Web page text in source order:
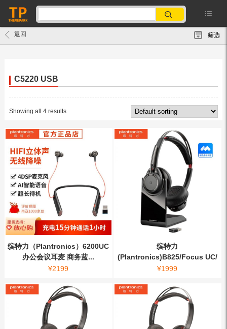
返回 筛选
C5220 USB
Showing all 4 results
缤特力（Plantronics）6200UC
办公会议耳麦 商务蓝...
¥2199
缤特力
(Plantronics)B825/Focus UC/
头戴式耳机/无...
¥1999